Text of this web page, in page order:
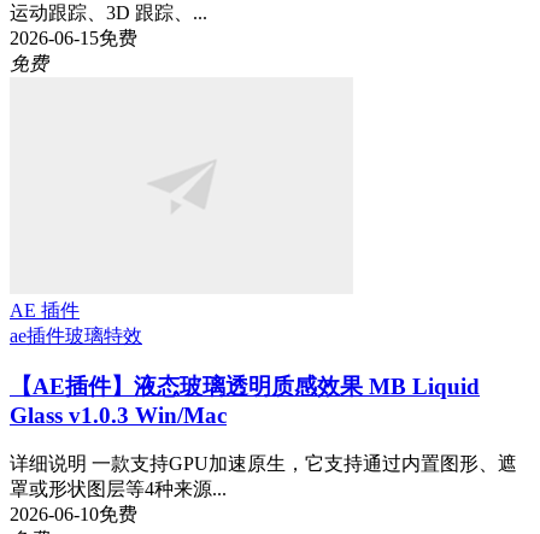
运动跟踪、3D 跟踪、...
2026-06-15免费
免费
AE 插件
ae插件玻璃特效
【AE插件】液态玻璃透明质感效果 MB Liquid
Glass v1.0.3 Win/Mac
详细说明 一款支持GPU加速原生，它支持通过内置图形、遮
罩或形状图层等4种来源...
2026-06-10免费